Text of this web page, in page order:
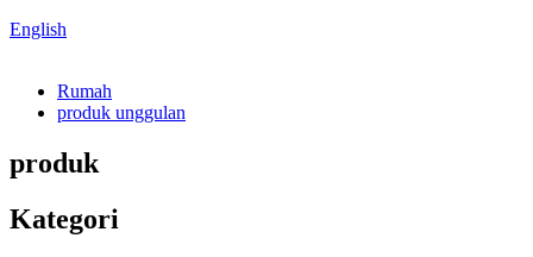
English
Rumah
produk unggulan
produk
Kategori